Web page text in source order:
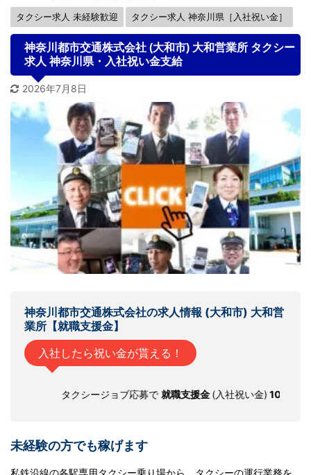
タクシー求人 未経験歓迎 タクシー求人 神奈川県［入社祝い金］
神奈川都市交通株式会社 (大和市) 大和営業所 タクシー
求人 神奈川県・入社祝い金支給
2026年7月8日
神奈川都市交通株式会社の求人情報 (大和市) 大和営
業所【就職支援金】
入社したら祝い金が貰える！
タクシージョブ応募で就職支援金(入社祝い金)10万円を支給し
未経験の方でも稼げます
私鉄沿線の各駅専用タクシー乗り場から、タクシーの運行業務を